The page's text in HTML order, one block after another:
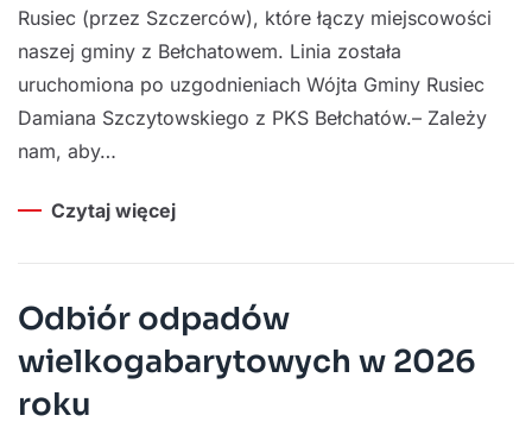
Rusiec (przez Szczerców), które łączy miejscowości
naszej gminy z Bełchatowem. Linia została
uruchomiona po uzgodnieniach Wójta Gminy Rusiec
Damiana Szczytowskiego z PKS Bełchatów.– Zależy
nam, aby…
Czytaj więcej
Odbiór odpadów
wielkogabarytowych w 2026
roku